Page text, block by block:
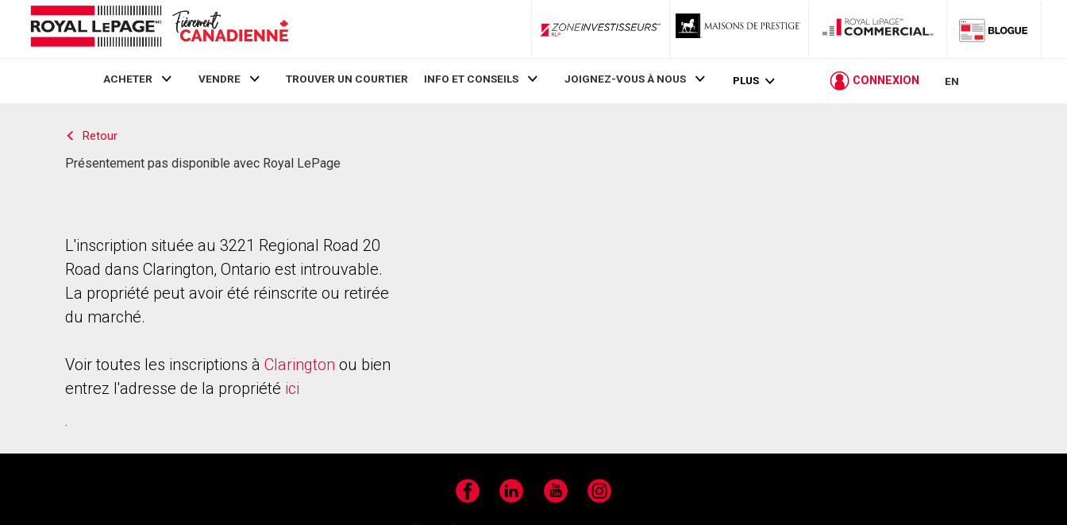
ZoneInvestisseurs RLP
ACHETER VENDRE TROUVER UN COURTIER INFO ET CONSEILS JOIGNEZ-VOUS À NOUS PLUS CONNEXION EN
Retour
Présentement pas disponible avec Royal LePage
L'inscription située au 3221 Regional Road 20
Road dans Clarington, Ontario est introuvable.
La propriété peut avoir été réinscrite ou retirée
du marché.
Voir toutes les inscriptions à Clarington ou bien
entrez l'adresse de la propriété ici
.
FacebookLinkedIn YouTubeInstagram